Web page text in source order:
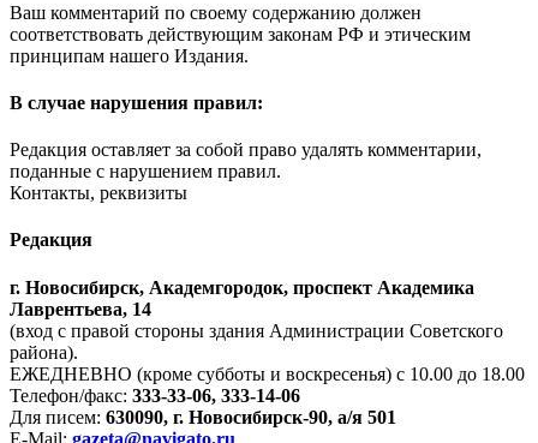
Ваш комментарий по своему содержанию должен
соответствовать действующим законам РФ и этическим
принципам нашего Издания.
В случае нарушения правил:
Редакция оставляет за собой право удалять комментарии,
поданные с нарушением правил.
Контакты, реквизиты
Редакция
г. Новосибирск, Академгородок, проспект Академика
Лаврентьева, 14
(вход с правой стороны здания Администрации Советского
района).
ЕЖЕДНЕВНО (кроме субботы и воскресенья) с 10.00 до 18.00
Телефон/факс: 333-33-06, 333-14-06
Для писем: 630090, г. Новосибирск-90, а/я 501
E-Mail: gazeta@navigato.ru